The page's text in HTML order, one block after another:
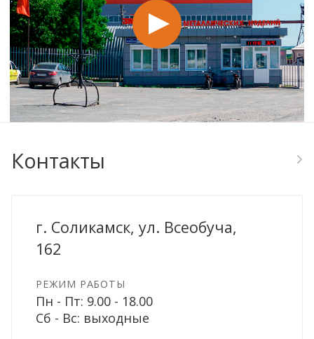
Контакты
г. Соликамск, ул. Всеобуча,
162
РЕЖИМ РАБОТЫ
Пн - Пт: 9.00 - 18.00
Сб - Вс: выходные